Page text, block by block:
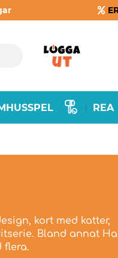
REA
kort med katter,
Bland annat
flera.